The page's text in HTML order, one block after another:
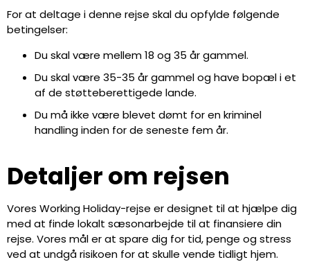
For at deltage i denne rejse skal du opfylde følgende
betingelser:
Du skal være mellem 18 og 35 år gammel.
Du skal være 35-35 år gammel og have bopæl i et
af de støtteberettigede lande.
Du må ikke være blevet dømt for en kriminel
handling inden for de seneste fem år.
Detaljer om rejsen
Vores Working Holiday-rejse er designet til at hjælpe dig
med at finde lokalt sæsonarbejde til at finansiere din
rejse. Vores mål er at spare dig for tid, penge og stress
ved at undgå risikoen for at skulle vende tidligt hjem.